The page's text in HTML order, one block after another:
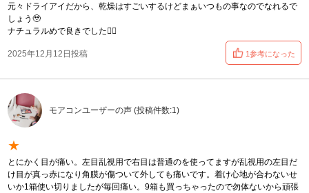
元々ドライアイだから、乾燥はすごいするけどまぁいつもの事なのでなれるで
しょう🥹
ナチュラルめで良きでした🙆‍♀️
2025年12月12日投稿 1参考になった
モアコンユーザーの声 (投稿件数:1)
★
とにかく目が痛い。左目乱視用で右目は普通のを使ってますが乱視用の左目だ
け目が真っ赤になり角膜が傷ついて外しても痛いです。着け心地が合わないせ
いか1箱使い切りましたが毎回痛い。9箱も買っちゃったので勿体ないから頑張